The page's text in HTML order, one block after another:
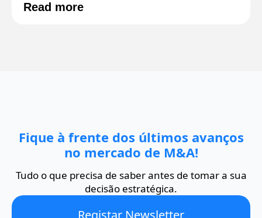
Read more
Fique à frente dos últimos avanços
no mercado de M&A!
Tudo o que precisa de saber antes de tomar a sua
decisão estratégica.
Registar Newsletter